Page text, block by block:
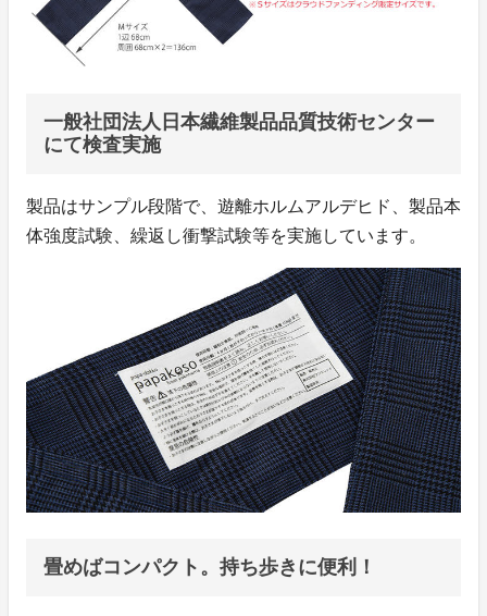
一般社団法人日本繊維製品品質技術センター
にて検査実施
製品はサンプル段階で、遊離ホルムアルデヒド、製品本
体強度試験、繰返し衝撃試験等を実施しています。
畳めばコンパクト。持ち歩きに便利！